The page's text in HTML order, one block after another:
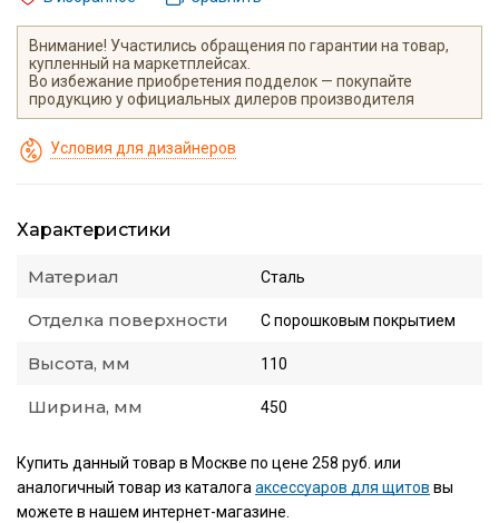
Внимание! Участились обращения по гарантии на товар,
купленный на маркетплейсах.
Во избежание приобретения подделок — покупайте
продукцию у официальных дилеров производителя
Условия для дизайнеров
Характеристики
Материал Сталь
Отделка поверхности С порошковым покрытием
Высота, мм 110
Ширина, мм 450
Купить данный товар в Москве по цене 258 руб. или
аналогичный товар из каталогааксессуаров для щитов вы
можете в нашем интернет-магазине.